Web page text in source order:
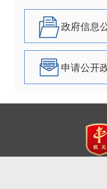
政府信息
申请公开